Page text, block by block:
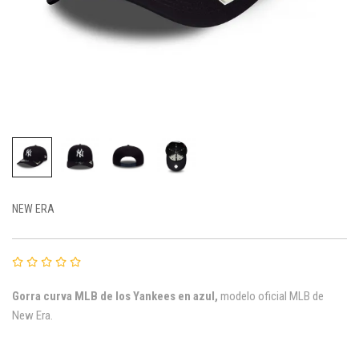
NEW ERA
Gorra curva MLB de los Yankees en azul, modelo oficial MLB de
New Era.